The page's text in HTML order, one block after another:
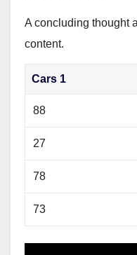
A concluding thought
content.
Cars 1
88
27
78
73